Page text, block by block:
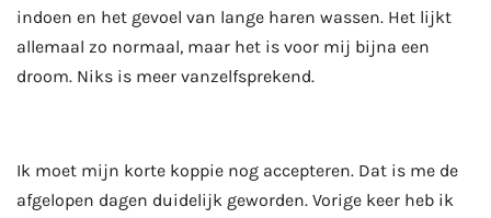
indoen en het gevoel van lange haren wassen. Het lijkt
allemaal zo normaal, maar het is voor mij bijna een
droom. Niks is meer vanzelfsprekend.
Ik moet mijn korte koppie nog accepteren. Dat is me de
afgelopen dagen duidelijk geworden. Vorige keer heb ik